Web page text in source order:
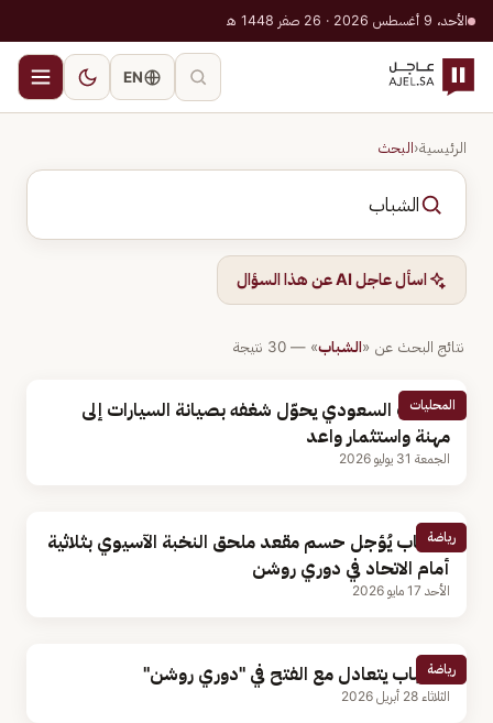
الأحد، 9 أغسطس 2026 · 26 صفر 1448 هـ
EN
الرئيسية‹البحث
اسأل عاجل AI عن هذا السؤال
نتائج البحث عن «الشباب» —
30 نتيجة
المحليات
الشباب السعودي يحوّل شغفه بصيانة السيارات إلى
مهنة واستثمار واعد
الجمعة 31 يوليو 2026
رياضة
الشباب يُؤجل حسم مقعد ملحق النخبة الآسيوي بثلاثية
أمام الاتحاد في دوري روشن
الأحد 17 مايو 2026
رياضة
الشباب يتعادل مع الفتح في "دوري روشن"
الثلاثاء 28 أبريل 2026